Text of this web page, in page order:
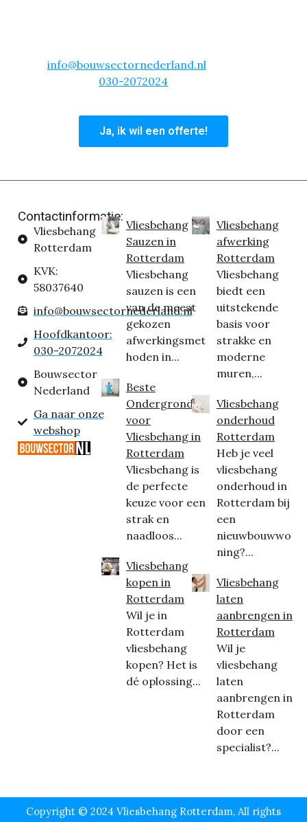
info@bouwsectornederland.nl
030-2072024
Ja, ik wil een offerte!
Contactinformatie:
Vliesbehang
Rotterdam
KVK:
58037640
info@bouwsectornederland.nl
Hoofdkantoor:
030-2072024
Bouwsector
Nederland
Ga naar onze
webshop
Vliesbehang
Sauzen in
Rotterdam
Vliesbehang
sauzen is een
van de meest
gekozen
afwerkingsmet
hoden in...
Beste
Ondergrond
voor
Vliesbehang in
Rotterdam
Vliesbehang is
de perfecte
keuze voor een
strak en
naadloos...
Vliesbehang
kopen in
Rotterdam
Wil je in
Rotterdam
vliesbehang
kopen? Het is
dé oplossing...
Vliesbehang
afwerking
Rotterdam
Vliesbehang
biedt een
uitstekende
basis voor
strakke en
moderne
muren,...
Vliesbehang
onderhoud
Rotterdam
Heb je veel
vliesbehang
onderhoud in
Rotterdam bij
een
nieuwbouwwo
ning?...
Vliesbehang
laten
aanbrengen in
Rotterdam
Wil je
vliesbehang
laten
aanbrengen in
Rotterdam
door een
specialist?...
Copyright © 2024 Vliesbehang Rotterdam, All rights